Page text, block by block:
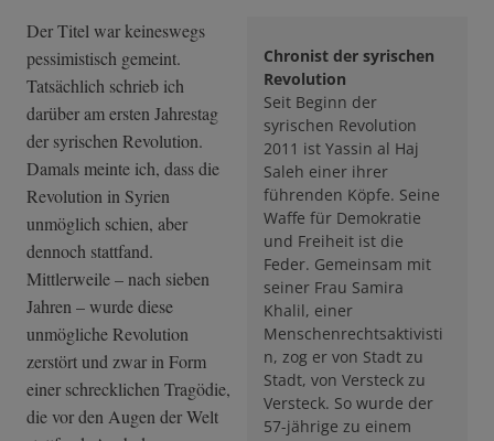
Chronist der syrischen
Revolution
Seit Beginn der
syrischen Revolution
2011 ist Yassin al Haj
Saleh einer ihrer
führenden Köpfe. Seine
Waffe für Demokratie
und Freiheit ist die
Feder. Gemeinsam mit
seiner Frau Samira
Khalil, einer
Menschenrechtsaktivisti
n, zog er von Stadt zu
Stadt, von Versteck zu
Versteck. So wurde der
57-jährige zu einem
Der Titel war keineswegs
pessimistisch gemeint.
Tatsächlich schrieb ich
darüber am ersten Jahrestag
der syrischen Revolution.
Damals meinte ich, dass die
Revolution in Syrien
unmöglich schien, aber
dennoch stattfand.
Mittlerweile – nach sieben
Jahren – wurde diese
unmögliche Revolution
zerstört und zwar in Form
einer schrecklichen Tragödie,
die vor den Augen der Welt